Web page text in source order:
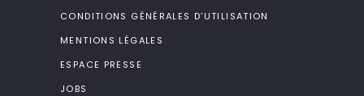
CONDITIONS GÉNÉRALES D’UTILISATION
MENTIONS LÉGALES
ESPACE PRESSE
JOBS